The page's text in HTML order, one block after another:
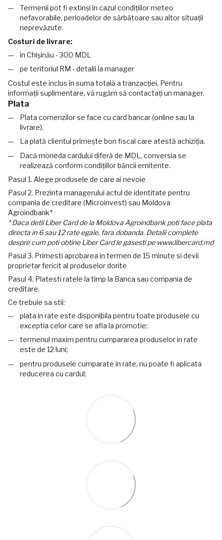
Termenii pot fi extinși în cazul condițiilor meteo
nefavorabile, perioadelor de sărbătoare sau altor situații
neprevăzute.
Costuri de livrare:
în Chișinău - 300 MDL
pe teritoriul RM - detalii la manager
Costul este inclus în suma totală a tranzacției. Pentru
informații suplimentare, vă rugăm să contactați un manager.
Plata
Plata comenzilor se face cu card bancar (online sau la
livrare).
La plată clientul primește bon fiscal care atestă achiziția.
Dacă moneda cardului diferă de MDL, conversia se
realizează conform condițiilor băncii emitente.
Pasul 1. Alege produsele de care ai nevoie
Pasul 2. Prezinta managerului actul de identitate pentru
compania de creditare (Microinvest) sau Moldova
Agroindbank*
* Daca detii Liber Card de la Moldova Agroindbank poti face plata
directa in 6 sau 12 rate egale, fara dobanda. Detalii complete
despre cum poti obtine Liber Card le gasesti pe www.libercard.md
Pasul 3. Primesti aprobarea in termen de 15 minute si devii
proprietar fericit al produselor dorite
Pasul 4. Platesti ratele la timp la Banca sau compania de
creditare.
Ce trebuie sa stii:
plata in rate este disponibila pentru toate produsele cu
exceptia celor care se afla la promotie;
termenul maxim pentru cumpararea produselor in rate
este de 12 luni;
pentru produsele cumparate in rate, nu poate fi aplicata
reducerea cu cardul;